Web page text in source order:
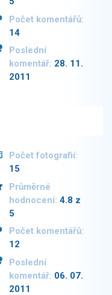
Počet komentářů:
14
Poslední
komentář: 28. 11.
2011
Počet fotografií:
15
Průměrné
hodnocení: 4.8 z
5
Počet komentářů:
12
Poslední
komentář: 06. 07.
2011